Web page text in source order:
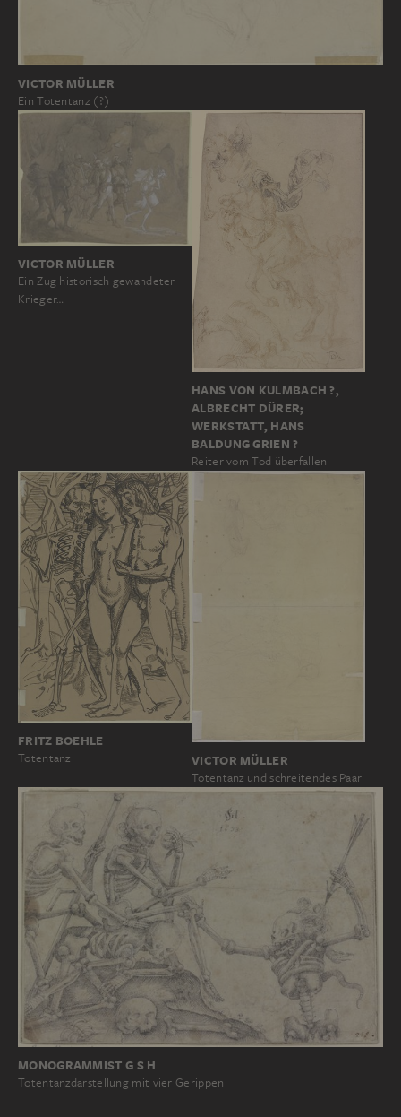
VICTOR MÜLLER
Ein Totentanz (?)
VICTOR MÜLLER
Ein Zug historisch gewandeter
Krieger…
HANS VON KULMBACH ?,
ALBRECHT DÜRER;
WERKSTATT, HANS
BALDUNG GRIEN ?
Reiter vom Tod überfallen
FRITZ BOEHLE
Totentanz VICTOR MÜLLER
Totentanz und schreitendes Paar
MONOGRAMMIST G S H
Totentanzdarstellung mit vier Gerippen